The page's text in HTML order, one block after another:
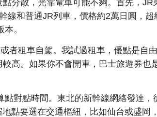
分散，光靠電車可能不夠。首先，JR
線和普通JR列車，價格約2萬日圓，超
。
者租車自駕。我試過租車，優點是自
高。如果你不會開車，巴士旅遊券也
對點時間。東北的新幹線網絡發達，
點要選在交通樞紐，比如仙台或盛岡